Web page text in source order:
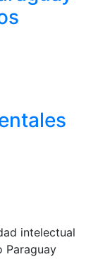
intelectual
Paraguay